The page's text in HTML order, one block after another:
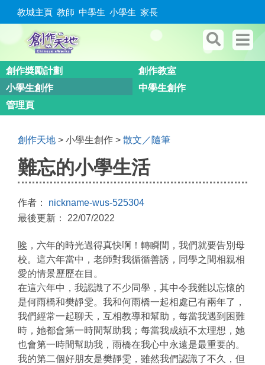
教城主頁 教師 中學生 小學生 家長
創作奬勵計劃
創作教室
小學生創作
中學生創作
管理頁
創作天地 > 小學生創作 > 散文／隨筆
難忘的小學生活
作者： nickname-wus-525304
最後更新： 22/07/2022
唉 ，六年的時光過得真快啊！轉瞬間，我們就要告別母
校。這六年當中，老師對我循循善誘，同學之間相親相
愛的情景歷歷在目。
在這六年中，我認識了不少同學，其中令我難以忘懷的
是何雨橋和樊靜雯。我和何雨橋一起相處已有兩年了，
我們經常一起聊天，互相教導和幫助，每當我遇到困難
時，她都會第一時間幫助我；每當我成績不太理想，她
也會第一時間幫助我，雨橋在我心中永遠是最重要的。
我的第二個好朋友是樊靜雯，雖然我們認識了不久，但